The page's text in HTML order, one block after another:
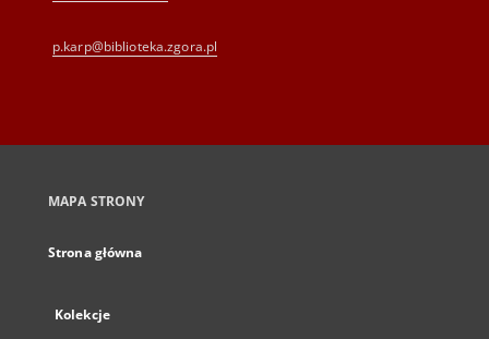
p.karp@biblioteka.zgora.pl
MAPA STRONY
Strona główna
Kolekcje